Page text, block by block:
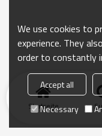
Startseite
We use cookies to
experience. They
order to constantly
Accept all
Necessary